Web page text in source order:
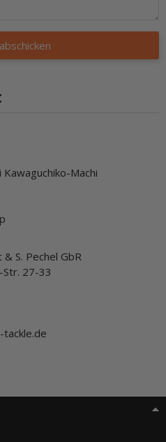
Machi
& S. Pechel GbR
Str. 27-33